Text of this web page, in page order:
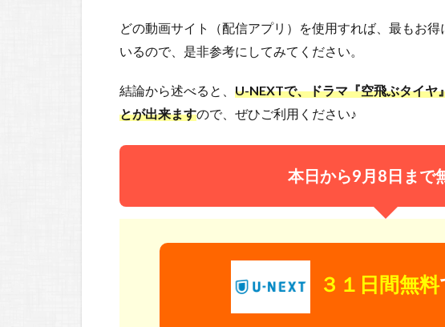
どの動画サイト（配信アプリ）を使用すれば、最もお
いるので、是非参考にしてみてください。
結論から述べると、U-NEXTで、ドラマ『空飛ぶタイヤ
とが出来ますので、ぜひご利用ください♪
本日から9月8日まで
３１日間無料